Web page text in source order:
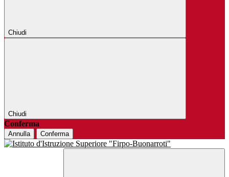
Chiudi
Chiudi
Conferma
Annulla Conferma